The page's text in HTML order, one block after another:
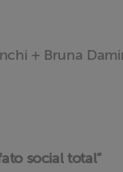
+ Bruna
social total”